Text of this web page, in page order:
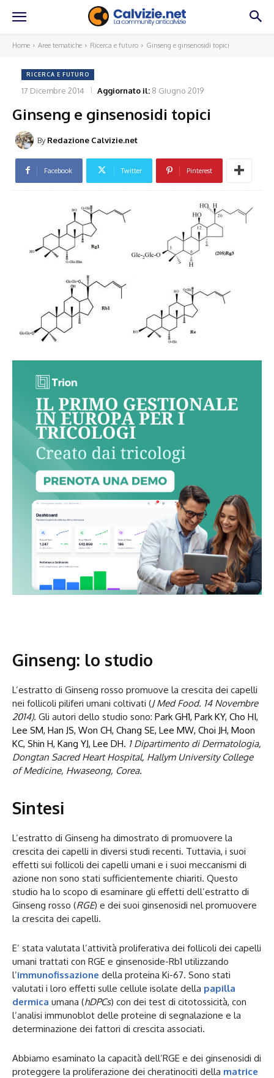
Home Aree tematiche Ricerca e futuro Ginseng e ginsenosidi topici
RICERCA E FUTURO
17 Dicembre 2014 Aggiornato il: 8 Giugno 2019
Ginseng e ginsenosidi topici
By Redazione Calvizie.net
Facebook Twitter Pinterest
Ginseng: lo studio
L’estratto di Ginseng rosso promuove la crescita dei capelli
nei follicoli piliferi umani coltivati (J Med Food. 14 Novembre
2014). Gli autori dello studio sono: Park GH1, Park KY, Cho HI,
Lee SM, Han JS, Won CH, Chang SE, Lee MW, Choi JH, Moon
KC, Shin H, Kang YJ, Lee DH. 1 Dipartimento di Dermatologia,
Dongtan Sacred Heart Hospital, Hallym University College
of Medicine, Hwaseong, Corea.
Sintesi
L’estratto di Ginseng ha dimostrato di promuovere la
crescita dei capelli in diversi studi recenti. Tuttavia, i suoi
effetti sui follicoli dei capelli umani e i suoi meccanismi di
azione non sono stati sufficientemente chiariti. Questo
studio ha lo scopo di esaminare gli effetti dell’estratto di
Ginseng rosso (RGE) e dei suoi ginsenosidi nel promuovere
la crescita dei capelli.
E’ stata valutata l’attività proliferativa dei follicoli dei capelli
umani trattati con RGE e ginsenoside-Rb1 utilizzando
l’immunofissazione della proteina Ki-67. Sono stati
valutati i loro effetti sulle cellule isolate della papilla
dermica umana (hDPCs) con dei test di citotossicità, con
l’analisi immunoblot delle proteine di segnalazione e la
determinazione dei fattori di crescita associati.
Abbiamo esaminato la capacità dell’RGE e dei ginsenosidi di
proteggere la proliferazione dei cheratinociti della matrice